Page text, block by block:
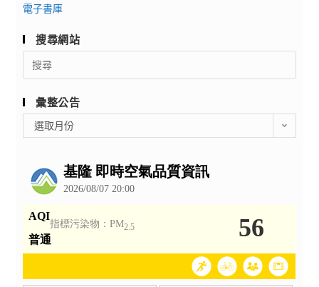
電子書庫
搜尋網站
Search
for:
彙整公告
整
選取月份